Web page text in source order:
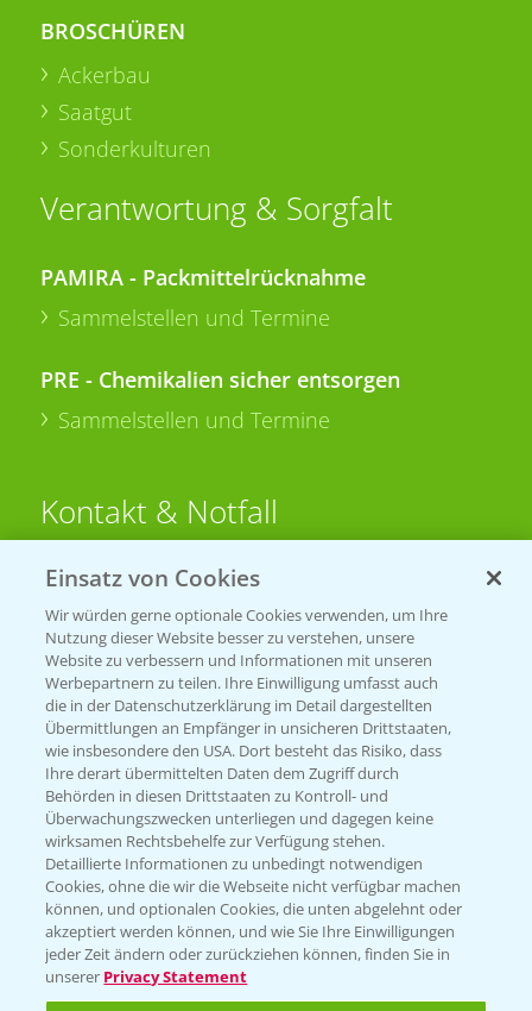
BROSCHÜREN
Ackerbau
Saatgut
Sonderkulturen
Verantwortung & Sorgfalt
PAMIRA - Packmittelrücknahme
Sammelstellen und Termine
PRE - Chemikalien sicher entsorgen
Sammelstellen und Termine
Kontakt & Notfall
Beratung auf WhatsApp
T.+49 (0)174 346 564 1
KONTAKT
Hilfe in Notfällen
T.+49 (0)214/30-20220
Folgen Sie uns
Einsatz von Cookies
Wir würden gerne optionale Cookies verwenden, um Ihre
Nutzung dieser Website besser zu verstehen, unsere
Website zu verbessern und Informationen mit unseren
Werbepartnern zu teilen. Ihre Einwilligung umfasst auch
die in der Datenschutzerklärung im Detail dargestellten
Übermittlungen an Empfänger in unsicheren Drittstaaten,
wie insbesondere den USA. Dort besteht das Risiko, dass
Ihre derart übermittelten Daten dem Zugriff durch
Behörden in diesen Drittstaaten zu Kontroll- und
Überwachungszwecken unterliegen und dagegen keine
wirksamen Rechtsbehelfe zur Verfügung stehen.
Detaillierte Informationen zu unbedingt notwendigen
Cookies, ohne die wir die Webseite nicht verfügbar machen
können, und optionalen Cookies, die unten abgelehnt oder
akzeptiert werden können, und wie Sie Ihre Einwilligungen
jeder Zeit ändern oder zurückziehen können, finden Sie in
unserer Privacy Statement